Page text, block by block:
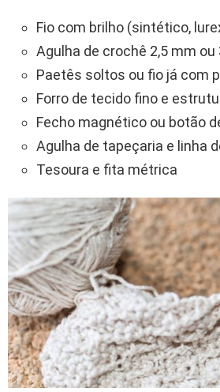
Fio com brilho (sintético,
Agulha de crochê 2,5 mm ou
Paetês soltos ou fio já com
Forro de tecido fino e
Fecho magnético ou botão
Agulha de tapeçaria e linha
Tesoura e fita métrica